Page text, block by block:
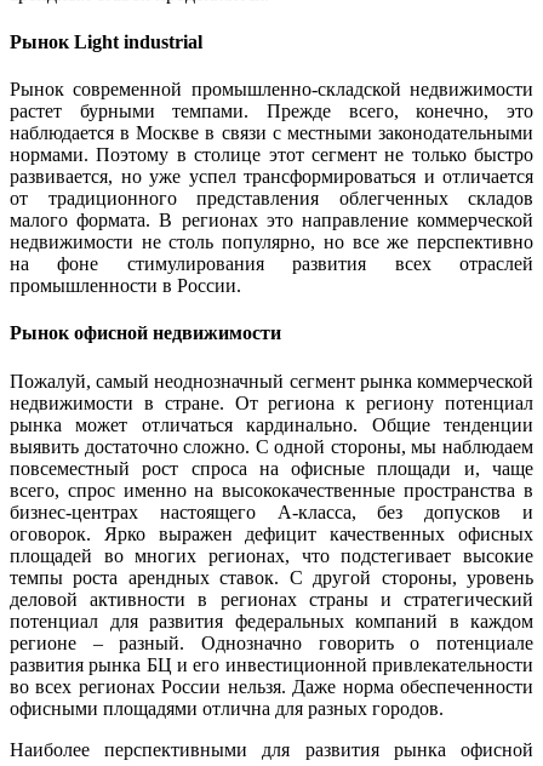
Рынок Light industrial
Рынок современной промышленно-складской недвижимости
растет бурными темпами. Прежде всего, конечно, это
наблюдается в Москве в связи с местными законодательными
нормами. Поэтому в столице этот сегмент не только быстро
развивается, но уже успел трансформироваться и отличается
от традиционного представления облегченных складов
малого формата. В регионах это направление коммерческой
недвижимости не столь популярно, но все же перспективно
на фоне стимулирования развития всех отраслей
промышленности в России.
Рынок офисной недвижимости
Пожалуй, самый неоднозначный сегмент рынка коммерческой
недвижимости в стране. От региона к региону потенциал
рынка может отличаться кардинально. Общие тенденции
выявить достаточно сложно. С одной стороны, мы наблюдаем
повсеместный рост спроса на офисные площади и, чаще
всего, спрос именно на высококачественные пространства в
бизнес-центрах настоящего А-класса, без допусков и
оговорок. Ярко выражен дефицит качественных офисных
площадей во многих регионах, что подстегивает высокие
темпы роста арендных ставок. С другой стороны, уровень
деловой активности в регионах страны и стратегический
потенциал для развития федеральных компаний в каждом
регионе – разный. Однозначно говорить о потенциале
развития рынка БЦ и его инвестиционной привлекательности
во всех регионах России нельзя. Даже норма обеспеченности
офисными площадями отлична для разных городов.
Наиболее перспективными для развития рынка офисной